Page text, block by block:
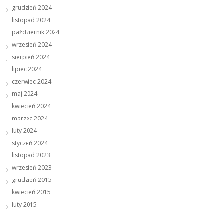
grudzień 2024
listopad 2024
październik 2024
wrzesień 2024
sierpień 2024
lipiec 2024
czerwiec 2024
maj 2024
kwiecień 2024
marzec 2024
luty 2024
styczeń 2024
listopad 2023
wrzesień 2023
grudzień 2015
kwiecień 2015
luty 2015